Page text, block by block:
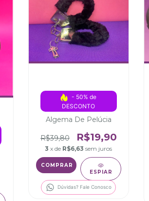
- 50% de
DESCONTO
Algema De Pelúcia
R$39,80 R$19,90
3 x de R$6,63 sem juros
COMPRAR
ESPIAR
Dúvidas? Fale Conosco